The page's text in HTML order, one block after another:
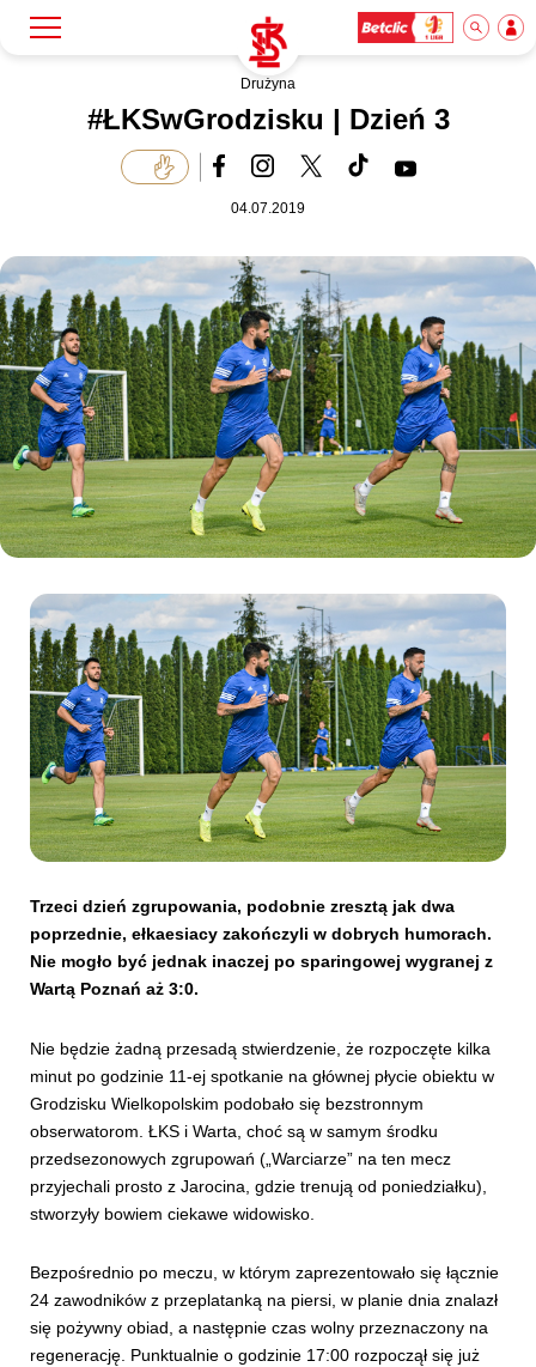
Bilety
Akademia
Biznes
Dla mediów
Kibice
Drużyna
#ŁKSwGrodzisku | Dzień 3
04.07.2019
Trzeci dzień zgrupowania, podobnie zresztą jak dwa
poprzednie, ełkaesiacy zakończyli w dobrych humorach.
Nie mogło być jednak inaczej po sparingowej wygranej z
Wartą Poznań aż 3:0.
Nie będzie żadną przesadą stwierdzenie, że rozpoczęte kilka
minut po godzinie 11-ej spotkanie na głównej płycie obiektu w
Grodzisku Wielkopolskim podobało się bezstronnym
obserwatorom. ŁKS i Warta, choć są w samym środku
przedsezonowych zgrupowań („Warciarze” na ten mecz
przyjechali prosto z Jarocina, gdzie trenują od poniedziałku),
stworzyły bowiem ciekawe widowisko.
Bezpośrednio po meczu, w którym zaprezentowało się łącznie
24 zawodników z przeplatanką na piersi, w planie dnia znalazł
się pożywny obiad, a następnie czas wolny przeznaczony na
regenerację. Punktualnie o godzinie 17:00 rozpoczął się już